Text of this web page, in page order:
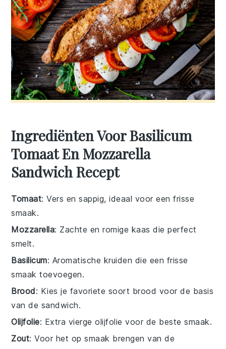
Ingrediënten Voor Basilicum
Tomaat En Mozzarella
Sandwich Recept
Tomaat: Vers en sappig, ideaal voor een frisse
smaak.
Mozzarella: Zachte en romige kaas die perfect
smelt.
Basilicum: Aromatische kruiden die een frisse
smaak toevoegen.
Brood: Kies je favoriete soort brood voor de basis
van de sandwich.
Olijfolie: Extra vierge olijfolie voor de beste smaak.
Zout: Voor het op smaak brengen van de